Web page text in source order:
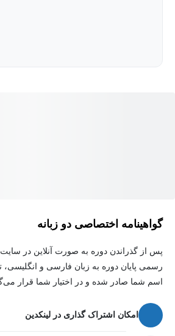
گواهینامه اختصاصی دو زبانه
پس از گذراندن دوره به صورت آنلاین در
رسمی پایان دوره به زبان فارسی و
اسم شما صادر شده و در اختیار شما قرار
امکان اشتراک گذاری در لینکدین